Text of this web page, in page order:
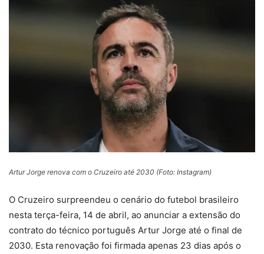
Artur Jorge renova com o Cruzeiro até 2030 (Foto: Instagram)
O Cruzeiro surpreendeu o cenário do futebol brasileiro
nesta terça-feira, 14 de abril, ao anunciar a extensão do
contrato do técnico português Artur Jorge até o final de
2030. Esta renovação foi firmada apenas 23 dias após o